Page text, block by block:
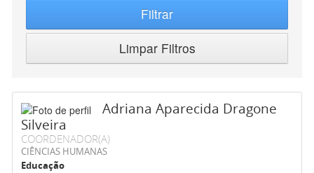
Filtrar
Limpar Filtros
Adriana Aparecida Dragone
Silveira
COORDENADOR(A)
CIÊNCIAS HUMANAS
Educação